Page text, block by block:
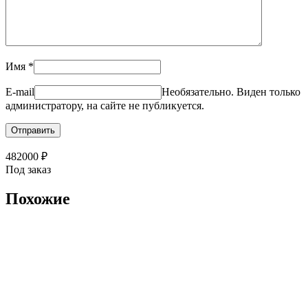
Имя *
E-mail
Необязательно. Виден только
администратору, на сайте не публикуется.
482000 ₽
Под заказ
Похожие